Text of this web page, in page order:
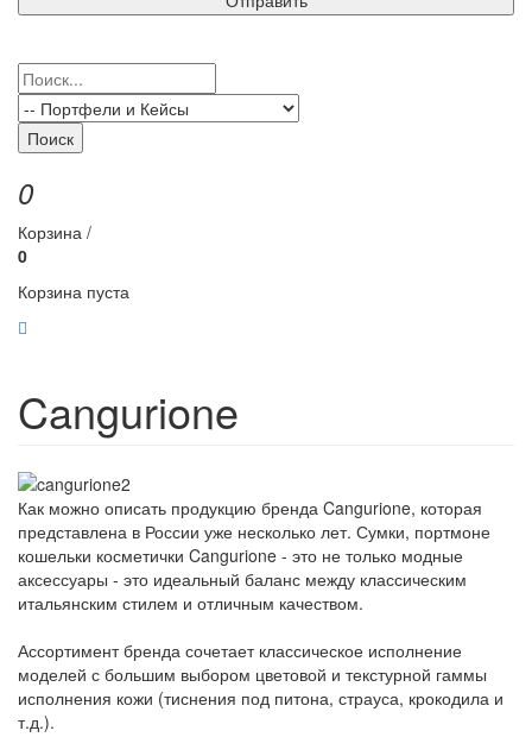
Поиск
0
Корзина /
0
Корзина пуста
Cangurione
Как можно описать продукцию бренда Cangurione, которая
представлена в России уже несколько лет. Сумки, портмоне
кошельки косметички Cangurione - это не только модные
аксессуары - это идеальный баланс между классическим
итальянским стилем и отличным качеством.
Ассортимент бренда сочетает классическое исполнение
моделей с большим выбором цветовой и текстурной гаммы
исполнения кожи (тиснения под питона, страуса, крокодила и
т.д.).